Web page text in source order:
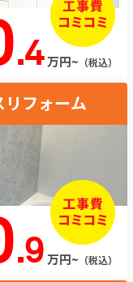
.4万円~ （税込）
リフォーム
.9 万円~ （税込）